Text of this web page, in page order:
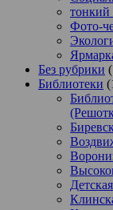
тонкий
Фото-
Без рубрики
Библиотеки